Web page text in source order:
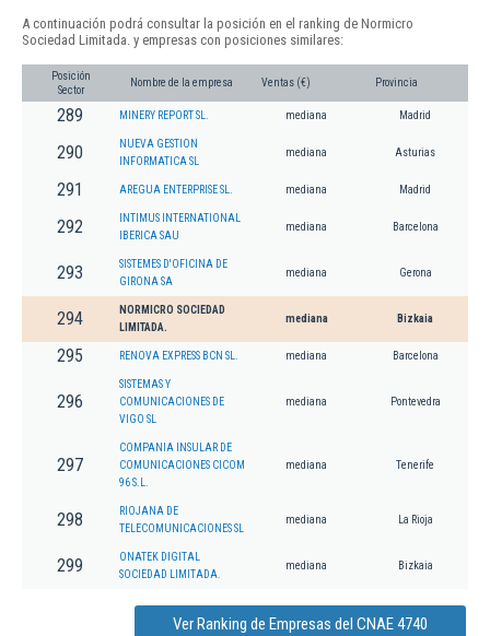
A continuación podrá consultar la posición en el ranking de Normicro
Sociedad Limitada. y empresas con posiciones similares:
Posición
Sector
Nombre de la empresa Ventas (€) Provincia
289 MINERY REPORT SL. mediana Madrid
290
NUEVA GESTION
INFORMATICA SL
mediana Asturias
291 AREGUA ENTERPRISE SL. mediana Madrid
292
INTIMUS INTERNATIONAL
IBERICA SAU
mediana Barcelona
293
SISTEMES D'OFICINA DE
GIRONA SA
mediana Gerona
294
NORMICRO SOCIEDAD
LIMITADA.
mediana Bizkaia
295 RENOVA EXPRESS BCN SL. mediana Barcelona
296
SISTEMAS Y
COMUNICACIONES DE
VIGO SL
mediana Pontevedra
297
COMPANIA INSULAR DE
COMUNICACIONES CICOM
96 S.L.
mediana Tenerife
298
RIOJANA DE
TELECOMUNICACIONES SL
mediana La Rioja
299
ONATEK DIGITAL
SOCIEDAD LIMITADA.
mediana Bizkaia
Ver Ranking de Empresas del CNAE 4740